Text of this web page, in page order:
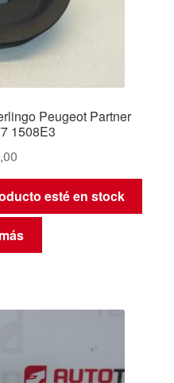
Peugeot Partner
1508E3
esté en stock